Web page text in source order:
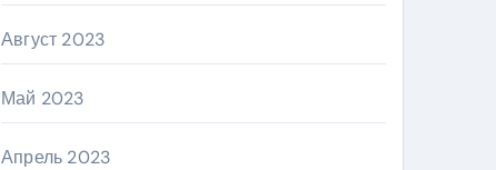
Август 2023
Май 2023
Апрель 2023